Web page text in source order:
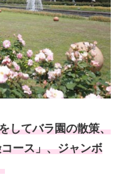
してバラ園の散策、
ース」、ジャンボ